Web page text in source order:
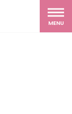
MENU